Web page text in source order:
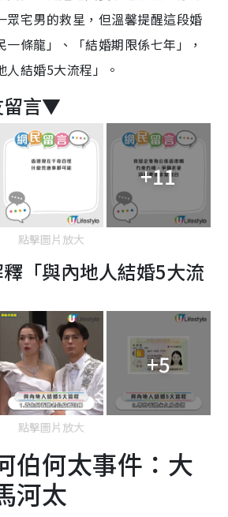
眾宅男的救星，但溫馨提醒這段婚
條龍」、「結婚期限係七年」，
結婚5大流程」。
留言▼
+11
點擊圖片放大
「與內地人結婚5大流
+5
點擊圖片放大
伯何太事件：大
河太